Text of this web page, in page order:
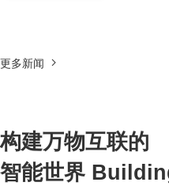
更多新闻
构建万物互联的
智能世界